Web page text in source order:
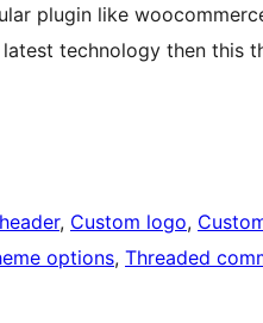
plugin like
technology then this
, Custom logo,
options, Threaded